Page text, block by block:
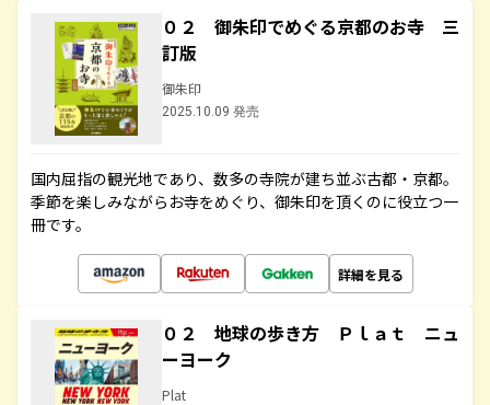
０２ 御朱印でめぐる京都のお寺 三
訂版
御朱印
2025.10.09 発売
国内屈指の観光地であり、数多の寺院が建ち並ぶ古都・京都。
季節を楽しみながらお寺をめぐり、御朱印を頂くのに役立つ一
冊です。
詳細を見る
０２ 地球の歩き方 Ｐｌａｔ ニュ
ーヨーク
Plat